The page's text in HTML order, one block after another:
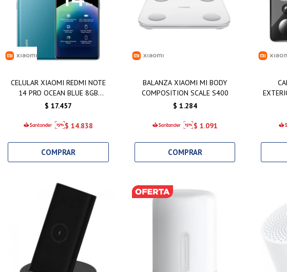
CELULAR XIAOMI REDMI NOTE
14 PRO OCEAN BLUE 8GB
256GB
$ 17.457
$ 14.838
BALANZA XIAOMI MI BODY
COMPOSITION SCALE S400
$ 1.284
$ 1.091